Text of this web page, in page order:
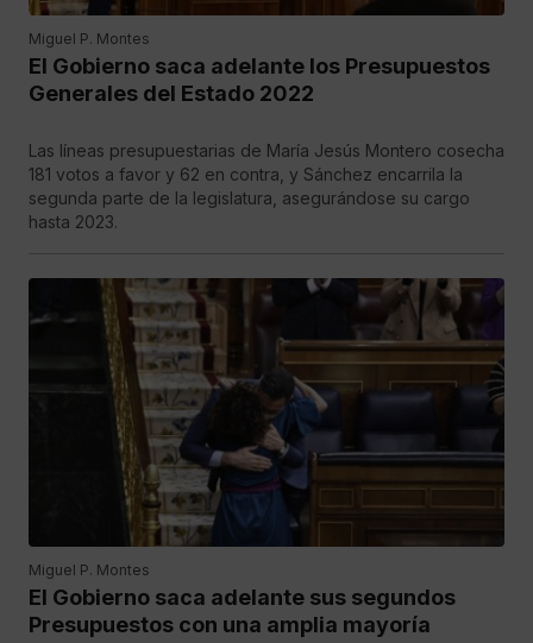
Miguel P. Montes
El Gobierno saca adelante los Presupuestos
Generales del Estado 2022
Las líneas presupuestarias de María Jesús Montero cosecha
181 votos a favor y 62 en contra, y Sánchez encarrila la
segunda parte de la legislatura, asegurándose su cargo
hasta 2023.
Miguel P. Montes
El Gobierno saca adelante sus segundos
Presupuestos con una amplia mayoría